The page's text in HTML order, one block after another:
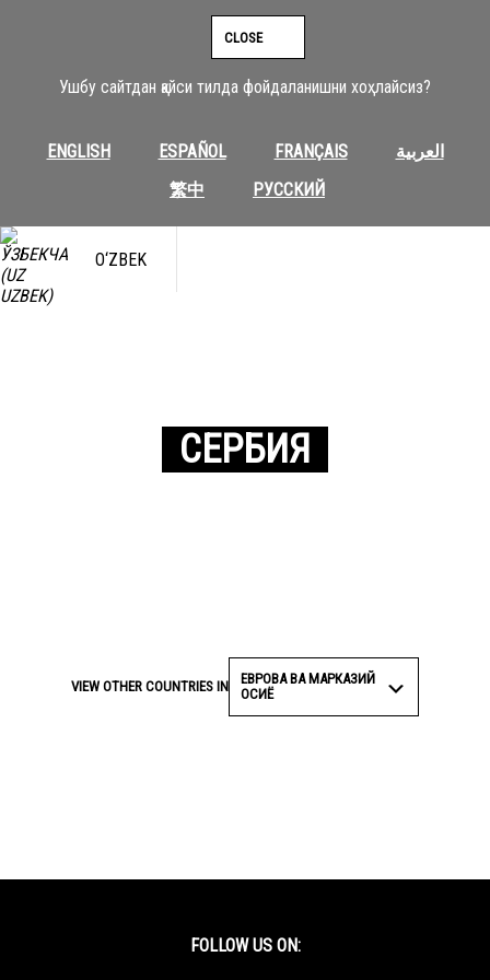
Ушбу сайтдан қайси тилда фойдаланишни хоҳлайсиз?
ENGLISH ESPAÑOL FRANÇAIS
العربية
繁中
РУССКИЙ
CLOSE
O‘ZBEK
СЕРБИЯ
VIEW OTHER COUNTRIES IN
ЕВРОВА ВА МАРКАЗИЙ
ОСИЁ
FOLLOW US ON: